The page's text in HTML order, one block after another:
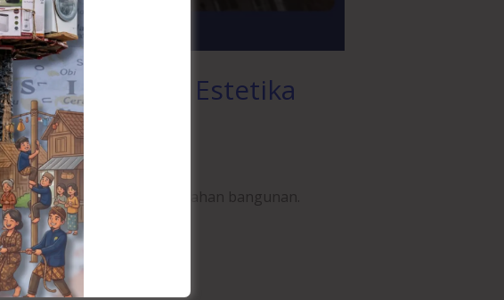
Fungsi dan Estetika
tampilan dan daya tahan bangunan.